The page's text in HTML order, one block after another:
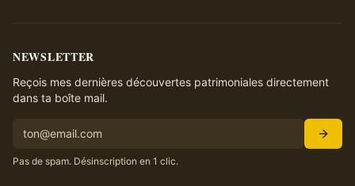
NEWSLETTER
Reçois mes dernières découvertes patrimoniales directement
dans ta boîte mail.
Pas de spam. Désinscription en 1 clic.